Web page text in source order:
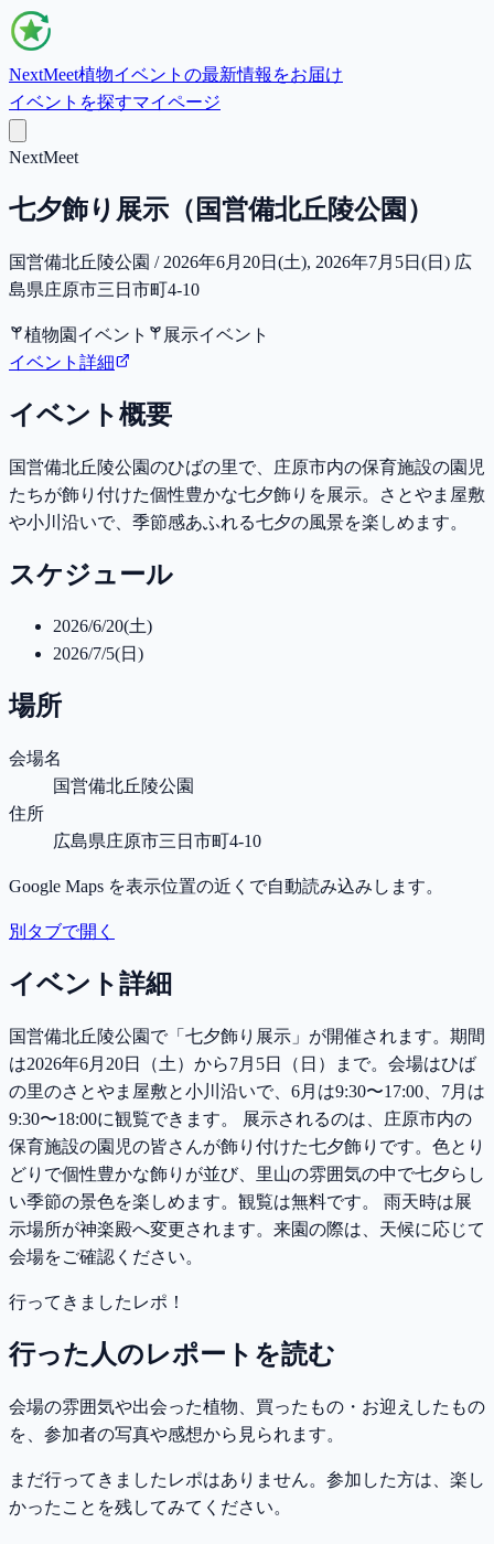
NextMeet植物イベントの最新情報をお届け
イベントを探すマイページ
NextMeet
七夕飾り展示（国営備北丘陵公園）
国営備北丘陵公園 / 2026年6月20日(土), 2026年7月5日(日) 広
島県庄原市三日市町4-10
植物園イベント
展示イベント
イベント詳細
イベント概要
国営備北丘陵公園のひばの里で、庄原市内の保育施設の園児
たちが飾り付けた個性豊かな七夕飾りを展示。さとやま屋敷
や小川沿いで、季節感あふれる七夕の風景を楽しめます。
スケジュール
2026/6/20(土)
2026/7/5(日)
場所
会場名
国営備北丘陵公園
住所
広島県庄原市三日市町4-10
Google Maps を表示位置の近くで自動読み込みします。
別タブで開く
イベント詳細
国営備北丘陵公園で「七夕飾り展示」が開催されます。期間
は2026年6月20日（土）から7月5日（日）まで。会場はひば
の里のさとやま屋敷と小川沿いで、6月は9:30〜17:00、7月は
9:30〜18:00に観覧できます。 展示されるのは、庄原市内の
保育施設の園児の皆さんが飾り付けた七夕飾りです。色とり
どりで個性豊かな飾りが並び、里山の雰囲気の中で七夕らし
い季節の景色を楽しめます。観覧は無料です。 雨天時は展
示場所が神楽殿へ変更されます。来園の際は、天候に応じて
会場をご確認ください。
行ってきましたレポ！
行った人のレポートを読む
会場の雰囲気や出会った植物、買ったもの・お迎えしたもの
を、参加者の写真や感想から見られます。
まだ行ってきましたレポはありません。参加した方は、楽し
かったことを残してみてください。